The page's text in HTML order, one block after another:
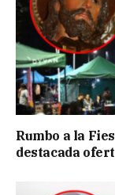
Rumbo a la
destacada